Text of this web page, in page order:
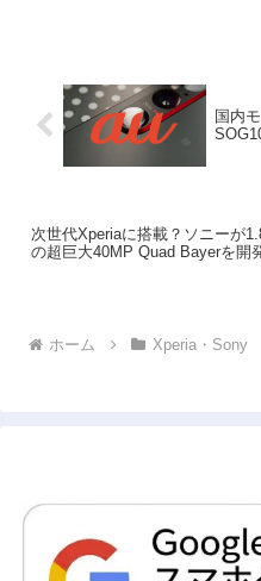
国内
次世代Xperiaに搭載？ソニーが
の超巨大40MP Quad Bayerを開
ホーム Xperia・Sony